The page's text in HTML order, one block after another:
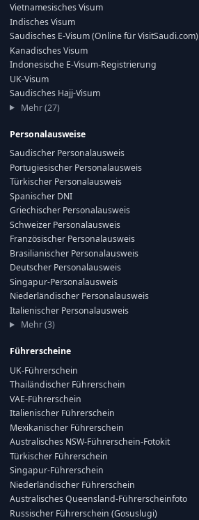
Vietnamesisches Visum
Indisches Visum
Saudisches E-Visum (Online für VisitSaudi.com)
Kanadisches Visum
Indonesische E-Visum-Registrierung
UK-Visum
Saudisches Hajj-Visum
Mehr (27)
Personalausweise
Saudischer Personalausweis
Portugiesischer Personalausweis
Türkischer Personalausweis
Spanischer DNI
Griechischer Personalausweis
Schweizer Personalausweis
Französischer Personalausweis
Brasilianischer Personalausweis
Deutscher Personalausweis
Singapur-Personalausweis
Niederländischer Personalausweis
Italienischer Personalausweis
Mehr (3)
Führerscheine
UK-Führerschein
Thailändischer Führerschein
VAE-Führerschein
Italienischer Führerschein
Mexikanischer Führerschein
Australisches NSW-Führerschein-Fotokit
Türkischer Führerschein
Singapur-Führerschein
Niederländischer Führerschein
Australisches Queensland-Führerscheinfoto
Russischer Führerschein (Gosuslugi)